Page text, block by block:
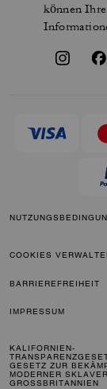
können
COOKIES
BARRIEREFREIHEIT
IMPRESSUM
KALIFORNIEN-
GESETZ ZUR
MODERNER
GROSSBRITANNIEN